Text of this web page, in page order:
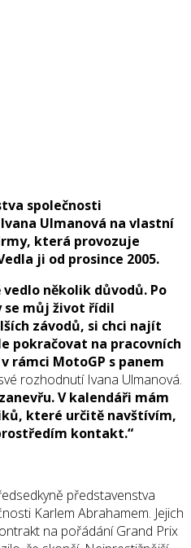
společnosti
Ulmanová na vlastní
která provozuje
ji od prosince 2005.
několik důvodů. Po
se můj život řídil
závodů, si chci najít
pokračovat na pracovních
rámci MotoGP s panem
rozhodnutí Ivana Ulmanová.
V kalendáři mám
které určitě navštívím,
kontakt.“
představenstva
Karlem Abrahamem. Jejich
na pořádání Grand Prix